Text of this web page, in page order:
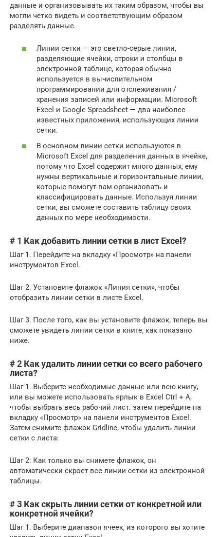
данные и организовывать их таким образом, чтобы вы
могли четко видеть и соответствующим образом
разделять данные.
Линии сетки — это светло-серые линии,
разделяющие ячейки, строки и столбцы в
электронной таблице, которая обычно
используется в вычислительном
программировании для отслеживания /
хранения записей или информации. Microsoft
Excel и Google Spreadsheet — два наиболее
известных приложения, использующих линии
сетки.
В основном линии сетки используются в
Microsoft Excel для разделения данных в ячейке,
потому что Excel содержит много данных, ему
нужны вертикальные и горизонтальные линии,
которые помогут вам организовать и
классифицировать данные. Используя линии
сетки, вы сможете составить таблицу своих
данных по мере необходимости.
# 1 Как добавить линии сетки в лист Excel?
Шаг 1. Перейдите на вкладку «Просмотр» на панели
инструментов Excel.
Шаг 2. Установите флажок «Линия сетки», чтобы
отобразить линии сетки в листе Excel.
Шаг 3. После того, как вы установите флажок, теперь вы
сможете увидеть линии сетки в книге, как показано
ниже.
# 2 Как удалить линии сетки со всего рабочего
листа?
Шаг 1. Выберите необходимые данные или всю книгу,
или вы можете использовать ярлык в Excel Ctrl + A,
чтобы выбрать весь рабочий лист. затем перейдите на
вкладку «Просмотр» на панели инструментов Excel.
Затем снимите флажок Gridline, чтобы удалить линии
сетки с листа:
Шаг 2: Как только вы снимете флажок, он
автоматически скроет все линии сетки из электронной
таблицы.
# 3 Как скрыть линии сетки от конкретной или
конкретной ячейки?
Шаг 1. Выберите диапазон ячеек, из которого вы хотите